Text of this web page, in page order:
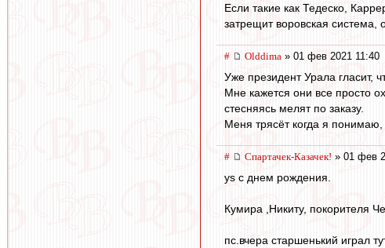
Если такие как Тедеско,
затрещит воровская
# Olddima » 01 фев 2021 11:40
Уже президент Урала гласит,
Мне кажется они все просто
стесняясь мелят по заказу.
Меня трясёт когда я понимаю,
# Спартачек-Казачек! » 01 фев
ys с днем рождения.
Кумира ,Никиту, покорителя
пс.вчера старшенький играл